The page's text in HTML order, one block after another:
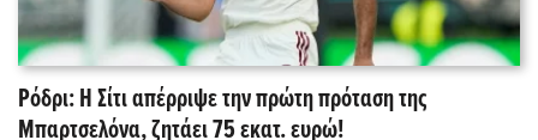
Ρόδρι: Η Σίτι απέρριψε την πρώτη πρόταση της
Μπαρτσελόνα, ζητάει 75 εκατ. ευρώ!